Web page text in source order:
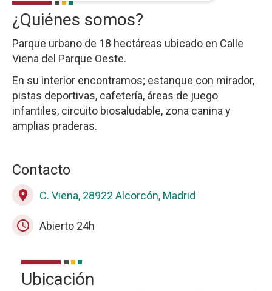
Descripción
¿Quiénes somos?
Parque urbano de 18 hectáreas ubicado en Calle
Viena del Parque Oeste.
En su interior encontramos; estanque con mirador,
pistas deportivas, cafetería, áreas de juego
infantiles, circuito biosaludable, zona canina y
amplias praderas.
Contacto
place C. Viena, 28922 Alcorcón, Madrid
schedule Abierto 24h
Ubicación